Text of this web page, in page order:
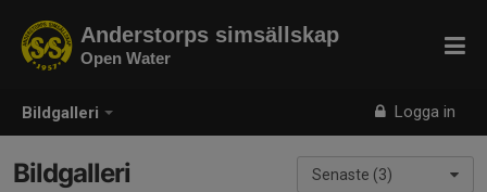
Bildgalleri Logga in
Anderstorps simsällskap
Open Water
Senaste (3)
Bildgalleri